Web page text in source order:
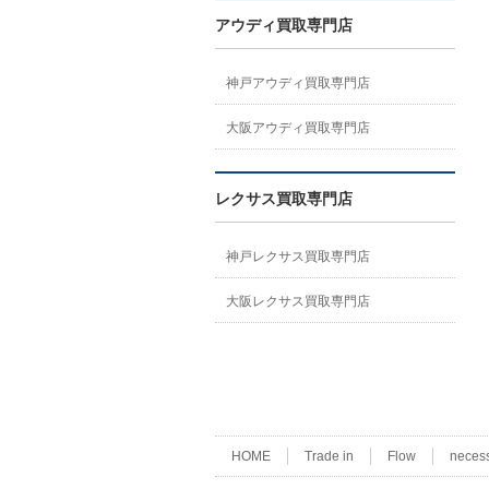
アウディ買取専門店
神戸アウディ買取専門店
大阪アウディ買取専門店
レクサス買取専門店
神戸レクサス買取専門店
大阪レクサス買取専門店
HOME Trade in Flow